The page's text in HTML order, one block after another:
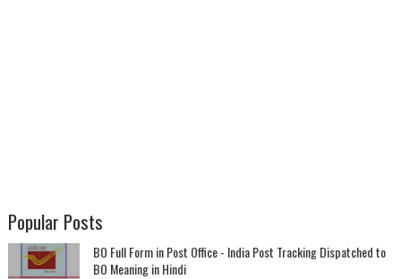
Popular Posts
BO Full Form in Post Office - India Post Tracking Dispatched to
BO Meaning in Hindi